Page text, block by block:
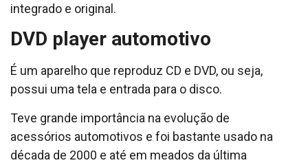
integrado e original.
DVD player automotivo
É um aparelho que reproduz CD e DVD, ou seja,
possui uma tela e entrada para o disco.
Teve grande importância na evolução de
acessórios automotivos e foi bastante usado na
década de 2000 e até em meados da última